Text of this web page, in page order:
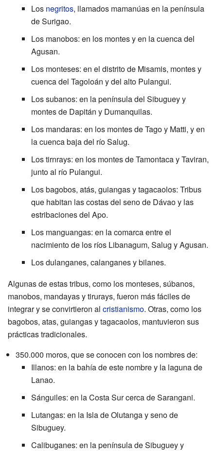
Los negritos, llamados mamanúas en la península
de Surigao.
Los manobos: en los montes y en la cuenca del
Agusan.
Los monteses: en el distrito de Misamis, montes y
cuenca del Tagoloán y del alto Pulangui.
Los subanos: en la península del Sibuguey y
montes de Dapitán y Dumanquilas.
Los mandaras: en los montes de Tago y Matti, y en
la cuenca baja del río Salug.
Los tirnrays: en los montes de Tamontaca y Taviran,
junto al río Pulangui.
Los bagobos, atás, guiangas y tagacaolos: Tribus
que habitan las costas del seno de Dávao y las
estribaciones del Apo.
Los manguangas: en la comarca entre el
nacimiento de los ríos Libanagum, Salug y Agusan.
Los dulanganes, calanganes y bilanes.
Algunas de estas tribus, como los monteses, súbanos,
manobos, mandayas y tirurays, fueron más fáciles de
integrar y se convirtieron al cristianismo. Otras, como los
bagobos, atas, guiangas y tagacaolos, mantuvieron sus
prácticas tradicionales.
350.000 moros, que se conocen con los nombres de:
Illanos: en la bahía de este nombre y la laguna de
Lanao.
Sánguiles: en la Costa Sur cerca de Sarangani.
Lutangas: en la Isla de Olutanga y seno de
Sibuguey.
Calibuganes: en la península de Sibuguey y